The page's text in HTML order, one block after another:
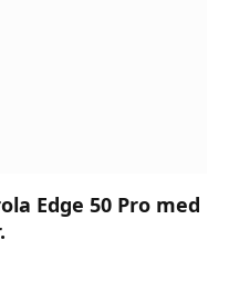
Edge 50 Pro med